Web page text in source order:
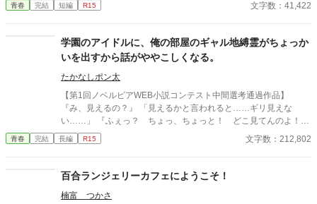
のだが、なんと紫音はライバルが強力すぎると感じて幼馴染への
のことを諦めて学校生活を送るが、幼馴染の緑子は紫音からの求
愛がなくなり、焦りと疑問で混乱。自分もずっと紫音のことが好
きだったことに気づく。 しかし気づいてからではもう遅い。紫
音はすでに所属する部活動の先輩である鹿内みかんに狙われ、新
しい恋にシフトした生活を送っていた……。 暴走した愛。嫉
妬。執着。 その全てが緑子を狂わせ、ヤンデレへと変えてしま
う。 だがそれだけではなかった。 鹿内先輩に実の妹である瑠
璃、担任教師の兎川百桃。紫音は３人からも重たすぎる愛を向け
られていた……いつの間にか激重感情を向けられていた主人公紫
青春 完結 短編 R15 文字数：41,422
学園のアイドルに、俺の部屋のギャル地縛霊がちょっか
いを出すから話がややこしくなる。
たかなしポン太
【第1回ノベルピアWEB小説コンテスト中間選考通過作品】
『み、見えるの？』 「見えるかと言われると……ギリ見えな
い……」 『ふぇっ？ ちょっ、ちょっと！ どこ見てんのよ！』
◆◆◆ 仏教系学園の高校に通う霊能者、尚也。 劣悪な環境
での寮生活を1年間終えたあと、2年生から念願のアパート暮らし
行ってみると……そこにはセーラー服を着たギャル地縛霊、りん
しまったりん。 尚也はそんなりんを無事に成仏させるため、り
青春 完結 長編 R15 文字数：212,802
百合ランジェリーカフェにようこそ！
楠富 つかさ